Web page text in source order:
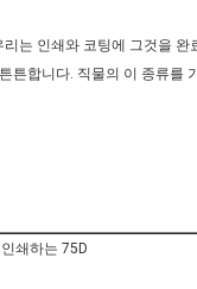
는 인쇄와 코팅에 그것을
튼합니다. 직물의 이 종류를
쇄하는 75D